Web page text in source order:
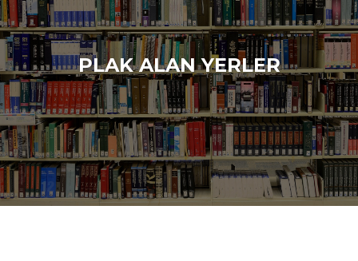
PLAK ALAN YERLER